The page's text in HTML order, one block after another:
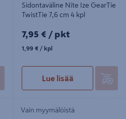
Sidontaväline Nite Ize GearTie
TwistTie 7,6 cm 4 kpl
7,95€/pkt
7,95 € / pkt
1,99€/kpl
1,99 € / kpl
Lue lisää
Vain myymälöistä